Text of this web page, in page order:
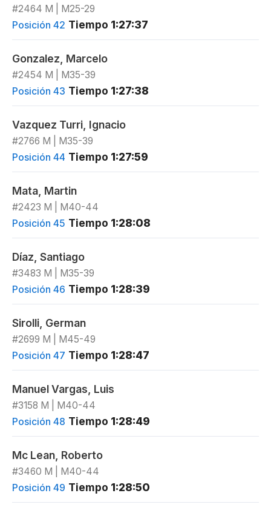
#2464 M | M25-29
Posición 42 Tiempo 1:27:37
Gonzalez, Marcelo
#2454 M | M35-39
Posición 43 Tiempo 1:27:38
Vazquez Turri, Ignacio
#2766 M | M35-39
Posición 44 Tiempo 1:27:59
Mata, Martin
#2423 M | M40-44
Posición 45 Tiempo 1:28:08
Díaz, Santiago
#3483 M | M35-39
Posición 46 Tiempo 1:28:39
Sirolli, German
#2699 M | M45-49
Posición 47 Tiempo 1:28:47
Manuel Vargas, Luis
#3158 M | M40-44
Posición 48 Tiempo 1:28:49
Mc Lean, Roberto
#3460 M | M40-44
Posición 49 Tiempo 1:28:50